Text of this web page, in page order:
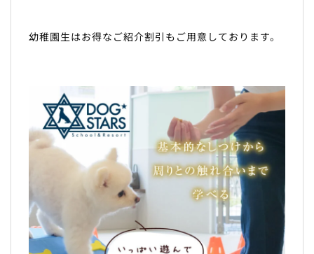
幼稚園生はお得なご紹介割引もご用意しております。